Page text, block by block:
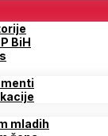
BiH
mladih